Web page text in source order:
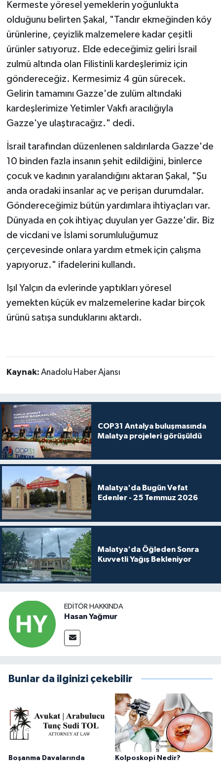
Kermeste yöresel yemeklerin yoğunlukta
olduğunu belirten Şakal, "Tandır ekmeğinden köy
ürünlerine, çeyizlik malzemelere kadar çeşitli
ürünler satıyoruz. Elde edeceğimiz geliri İsrail
zulmü altında olan Filistinli kardeşlerimiz için
göndereceğiz. Kermesimiz 4 gün sürecek.
Gelirin tamamını Gazze'de zulüm altındaki
kardeşlerimize Yetimler Vakfı aracılığıyla
Gazze'ye ulaştıracağız." dedi.
İsrail tarafından düzenlenen saldırılarda Gazze'de
10 binden fazla insanın şehit edildiğini, binlerce
çocuk ve kadının yaralandığını aktaran Şakal, "Şu
anda oradaki insanlar aç ve perişan durumdalar.
Göndereceğimiz bütün yardımlara ihtiyaçları var.
Dünyada en çok ihtiyaç duyulan yer Gazze'dir. Biz
de vicdani ve İslami sorumluluğumuz
çerçevesinde onlara yardım etmek için çalışma
yapıyoruz." ifadelerini kullandı.
Işıl Yalçın da evlerinde yaptıkları yöresel
yemekten küçük ev malzemelerine kadar birçok
ürünü satışa sunduklarını aktardı.
Kaynak: Anadolu Haber Ajansı
COP31 Antalya buluşmasında
Malatya projeleri görüşüldü
Malatya'da Bugün Vefat
Edenler - 25 Temmuz 2026
Malatya'da Öğleden Sonra
Kuvvetli Yağış Bekleniyor
EDITÖR HAKKINDA
Hasan Yağmur
Bunlar da ilginizi çekebilir
Boşanma Davalarında
Kolposkopi Nedir?